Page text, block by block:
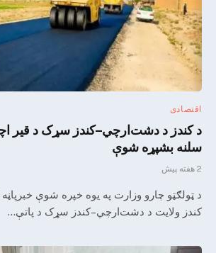
اقتصادی
سلنه بشپړه شوې
2 هفته پیش
د ټولګټو چارو وزارت په یوه خپره شوې
کندز ولایت د دشت‌ارچي–کندز سړک د پاتې…